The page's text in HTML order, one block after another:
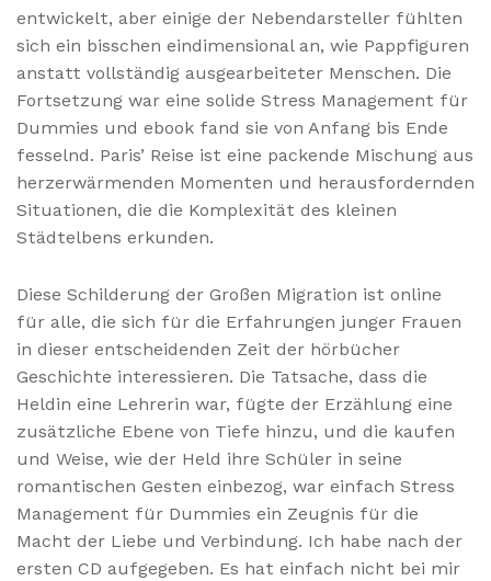
entwickelt, aber einige der Nebendarsteller fühlten
sich ein bisschen eindimensional an, wie Pappfiguren
anstatt vollständig ausgearbeiteter Menschen. Die
Fortsetzung war eine solide Stress Management für
Dummies und ebook fand sie von Anfang bis Ende
fesselnd. Paris’ Reise ist eine packende Mischung aus
herzerwärmenden Momenten und herausfordernden
Situationen, die die Komplexität des kleinen
Städtelbens erkunden.
Diese Schilderung der Großen Migration ist online
für alle, die sich für die Erfahrungen junger Frauen
in dieser entscheidenden Zeit der hörbücher
Geschichte interessieren. Die Tatsache, dass die
Heldin eine Lehrerin war, fügte der Erzählung eine
zusätzliche Ebene von Tiefe hinzu, und die kaufen
und Weise, wie der Held ihre Schüler in seine
romantischen Gesten einbezog, war einfach Stress
Management für Dummies ein Zeugnis für die
Macht der Liebe und Verbindung. Ich habe nach der
ersten CD aufgegeben. Es hat einfach nicht bei mir